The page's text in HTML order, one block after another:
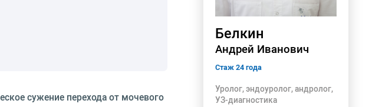
сужение перехода от мочевого
Белкин
Андрей Иванович
Стаж 24 года
Уролог, эндоуролог, андролог,
УЗ-диагностика